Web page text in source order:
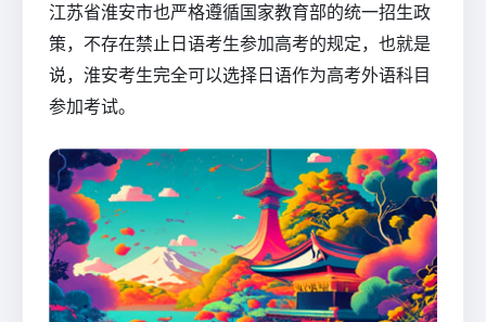
江苏省淮安市也严格遵循国家教育部的统一招生政
策，不存在禁止日语考生参加高考的规定，也就是
说，淮安考生完全可以选择日语作为高考外语科目
参加考试。